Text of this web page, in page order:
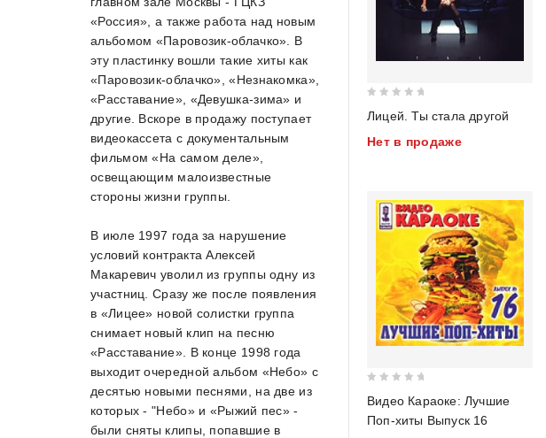
of
Лицей. Ты стала другой
Нет в продаже
out
of
Видео Караоке: Лучшие
Поп-хиты Выпуск 16
«Россия», а также работа над новым
альбомом «Паровозик-облачко». В
эту пластинку вошли такие хиты как
«Паровозик-облачко», «Незнакомка»,
«Расставание», «Девушка-зима» и
другие. Вскоре в продажу поступает
видеокассета с документальным
фильмом «На самом деле»,
освещающим малоизвестные
стороны жизни группы.
В июле 1997 года за нарушение
условий контракта Алексей
Макаревич уволил из группы одну из
участниц. Сразу же после появления
в «Лицее» новой солистки группа
снимает новый клип на песню
«Расставание». В конце 1998 года
выходит очередной альбом «Небо» с
десятью новыми песнями, на две из
которых - "Небо» и «Рыжий пес» -
были сняты клипы, попавшие в